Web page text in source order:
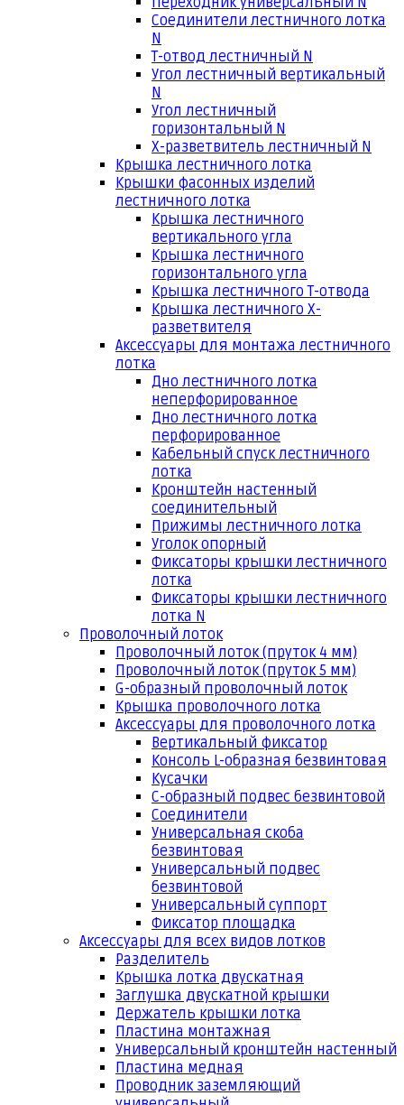
Соединители лестничного лотка
N
Т-отвод лестничный N
Угол лестничный вертикальный
N
Угол лестничный
горизонтальный N
Х-разветвитель лестничный N
Крышка лестничного лотка
Крышки фасонных изделий
лестничного лотка
Крышка лестничного
вертикального угла
Крышка лестничного
горизонтального угла
Крышка лестничного Т-отвода
Крышка лестничного Х-
разветвителя
Аксессуары для монтажа лестничного
лотка
Дно лестничного лотка
неперфорированное
Дно лестничного лотка
перфорированное
Кабельный спуск лестничного
лотка
Кронштейн настенный
соединительный
Прижимы лестничного лотка
Уголок опорный
Фиксаторы крышки лестничного
лотка
Фиксаторы крышки лестничного
лотка N
Проволочный лоток
Проволочный лоток (пруток 4 мм)
Проволочный лоток (пруток 5 мм)
G-образный проволочный лоток
Крышка проволочного лотка
Аксессуары для проволочного лотка
Вертикальный фиксатор
Консоль L-образная безвинтовая
Кусачки
С-образный подвес безвинтовой
Соединители
Универсальная скоба
безвинтовая
Универсальный подвес
безвинтовой
Универсальный суппорт
Фиксатор площадка
Аксессуары для всех видов лотков
Разделитель
Крышка лотка двускатная
Заглушка двускатной крышки
Держатель крышки лотка
Пластина монтажная
Универсальный кронштейн настенный
Пластина медная
Проводник заземляющий